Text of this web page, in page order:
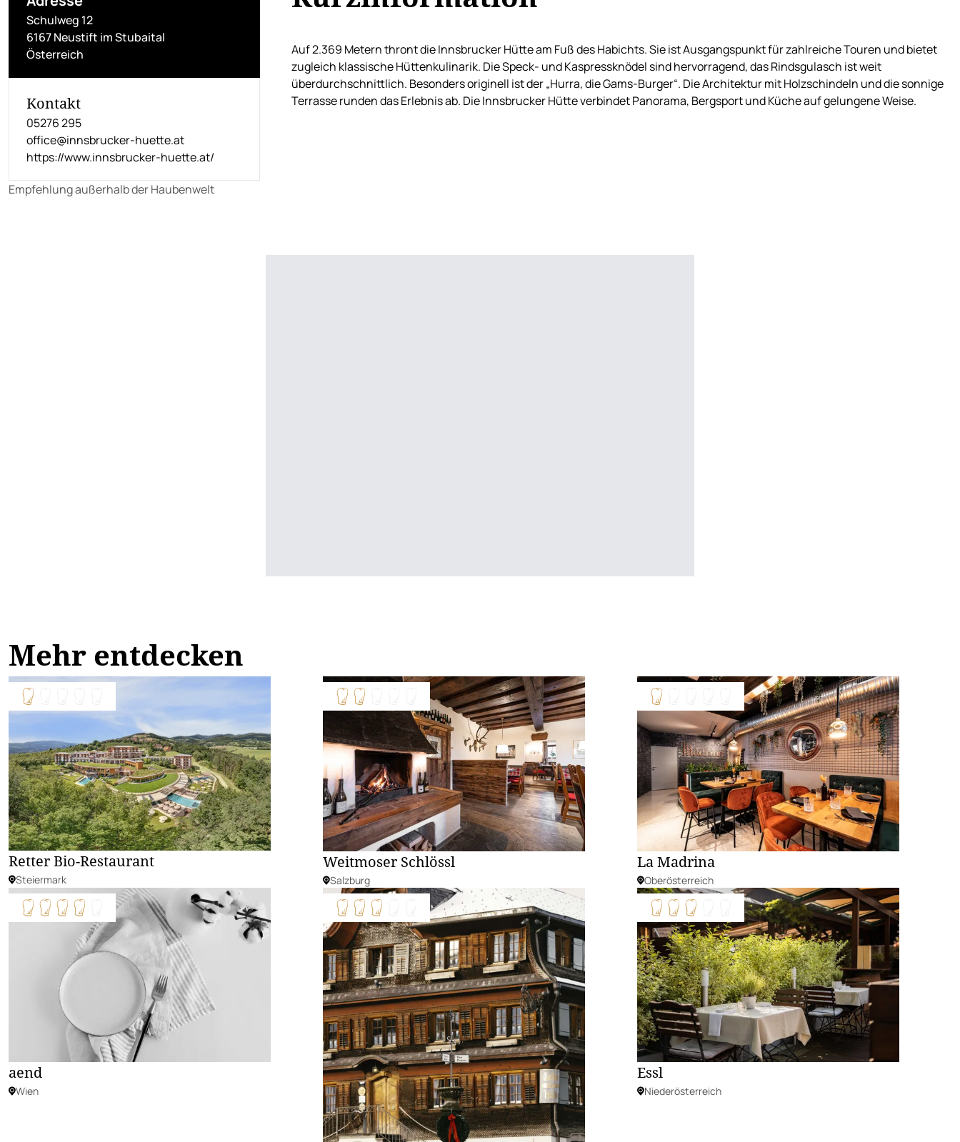
Schulweg 12
6167 Neustift im Stubaital
Österreich
Kontakt
05276 295
office@innsbrucker-huette.at
https://www.innsbrucker-huette.at/
Empfehlung außerhalb der Haubenwelt
Auf 2.369 Metern thront die Innsbrucker Hütte am Fuß des Habichts. Sie ist Ausgangspunkt für zahlreiche Touren und bietet
zugleich klassische Hüttenkulinarik. Die Speck- und Kaspressknödel sind hervorragend, das Rindsgulasch ist weit
überdurchschnittlich. Besonders originell ist der „Hurra, die Gams-Burger“. Die Architektur mit Holzschindeln und die sonnige
Terrasse runden das Erlebnis ab. Die Innsbrucker Hütte verbindet Panorama, Bergsport und Küche auf gelungene Weise.
Mehr entdecken
Retter Bio-Restaurant
Steiermark
Weitmoser Schlössl
Salzburg
La Madrina
Oberösterreich
aend
Wien
Essl
Niederösterreich